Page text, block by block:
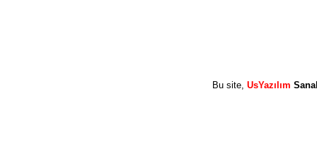
Bu site, UsYazılım